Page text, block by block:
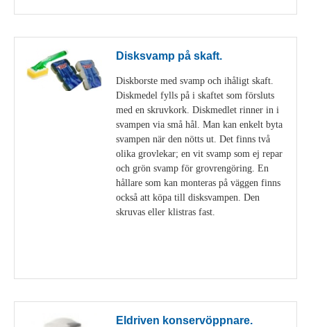
Disksvamp på skaft.
Diskborste med svamp och ihåligt skaft.
Diskmedel fylls på i skaftet som försluts
med en skruvkork. Diskmedlet rinner in i
svampen via små hål. Man kan enkelt byta
svampen när den nötts ut. Det finns två
olika grovlekar; en vit svamp som ej repar
och grön svamp för grovrengöring. En
hållare som kan monteras på väggen finns
också att köpa till disksvampen. Den
skruvas eller klistras fast.
Eldriven konservöppnare.